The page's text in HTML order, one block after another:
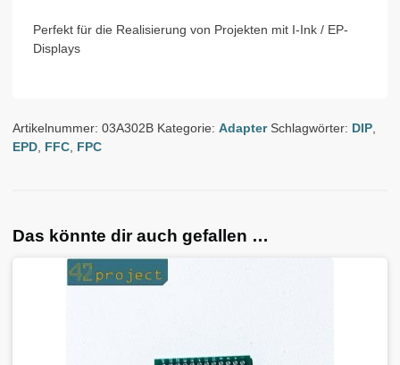
Perfekt für die Realisierung von Projekten mit I-Ink / EP-
Displays
Artikelnummer: 03A302B Kategorie: Adapter Schlagwörter: DIP
EPD FFC FPC
Das könnte dir auch gefallen …